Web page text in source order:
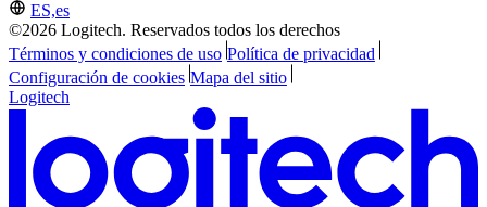
ES,es
©2026 Logitech. Reservados todos los derechos
Términos y condiciones de uso Política de privacidad
Configuración de cookies Mapa del sitio
Logitech